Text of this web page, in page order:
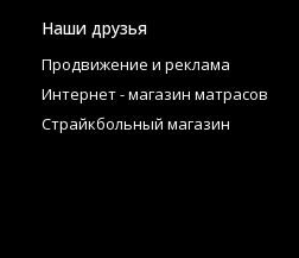
Наши друзья
Продвижение и реклама
Интернет - магазин матрасов
Страйкбольный магазин